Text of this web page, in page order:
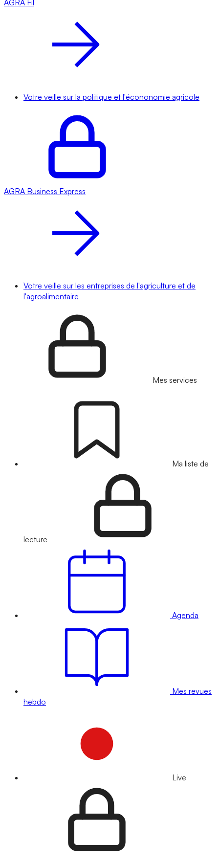
AGRA Fil
Votre veille sur la politique et l'écononomie agricole
AGRA Business Express
Votre veille sur les entreprises de l'agriculture et de
l'agroalimentaire
Mes services
Ma liste de
lecture
Agenda
Mes revues
hebdo
Live